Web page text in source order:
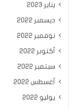
يناير 2023
ديسمبر 2022
نوفمبر 2022
أكتوبر 2022
سبتمبر 2022
أغسطس 2022
يوليو 2022